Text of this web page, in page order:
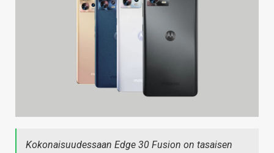
Kokonaisuudessaan Edge 30 Fusion on tasaisen